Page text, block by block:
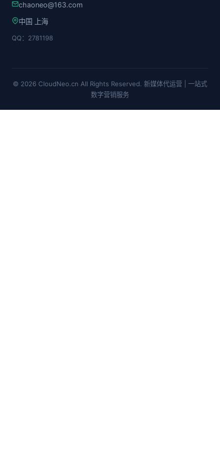
chaoneo@163.com
中国 上海
QQ：2781198
© 2026 CloudNeo.cn All Rights Reserved. 新媒体代运营 | 一站式
数字营销服务